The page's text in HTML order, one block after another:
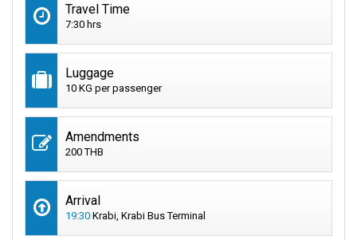
Travel Time
7:30 hrs
Luggage
10 KG per passenger
Amendments
200 THB
Arrival
19:30 Krabi, Krabi Bus Terminal